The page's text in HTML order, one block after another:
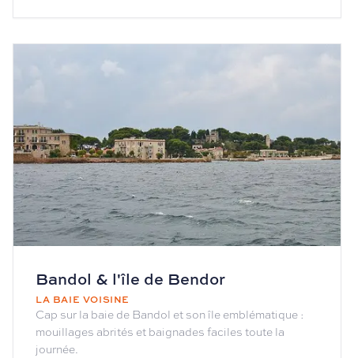
Bandol & l'île de Bendor
LA BAIE VOISINE
Cap sur la baie de Bandol et son île emblématique :
mouillages abrités et baignades faciles toute la
journée.